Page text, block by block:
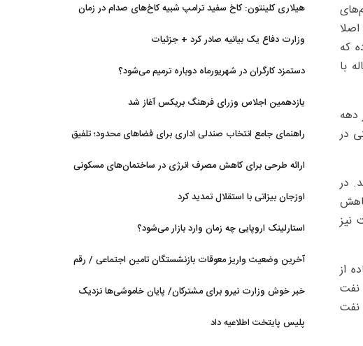
که
با
دهه
در
در
مقاطع کاهش
نیز
از
نفت
نفت
هیلاری کلینتون: کاخ سفید ترامپ شبیه کاخ‌های صدام در زمان
وزارت دفاع یک بیانیه صادر کرد + جزئیات
دستمزد کارگران در شهریورماه دوباره ترمیم می‌شود؟
یازدهمین اجلاس وزرای فرهنگ بریکس آغاز شد
راهنمای جامع انتخاب صندلی اداری برای فضاهای محدود؛ تلفیق
ارائه طرحی برای کاهش مصرف انرژی در ساختمان‌های مسکونی
اوزجان بیزاتی با استقلال تمدید کرد
استارلینک اروپایی چه زمان وارد بازار می‌شود؟
آخرین وضعیت واریز معوقات بازنشستگان تامین اجتماعی / رقم
خبر خوش وزارت نیرو برای مشترکان/ پایان خاموشی‌ها نزدیک
پلیس پایتخت اطلاعیه داد